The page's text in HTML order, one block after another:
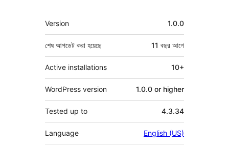
মেটা
Version 1.0.0
শেষ আপডেট করা হয়েছে 11 বছর আগে
Active installations 10+
WordPress version 1.0.0 or higher
Tested up to 4.3.34
Language English (US)